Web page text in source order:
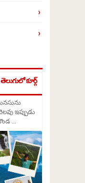
›
›
కూర్గ్
ఇప్పుడు
...